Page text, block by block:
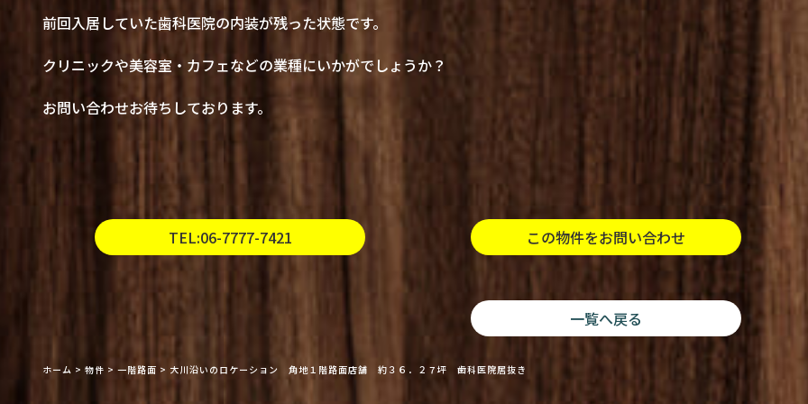
前回入居していた歯科医院の内装が残った状態です。
クリニックや美容室・カフェなどの業種にいかがでしょうか？
お問い合わせお待ちしております。
TEL:06-7777-7421 この物件をお問い合わせ
一覧へ戻る
ホーム > 物件 > 一階路面 > 大川沿いのロケーション 角地１階路面店舗 約３６．２７坪 歯科医院居抜き